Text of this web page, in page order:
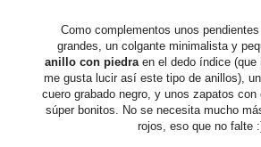
Como complementos unos
grandes, un colgante minimalista y
anillo con piedra en el dedo índice (que
me gusta lucir así este tipo de anillos),
cuero grabado negro, y unos zapatos con
súper bonitos. No se necesita mucho
rojos, eso que no falte